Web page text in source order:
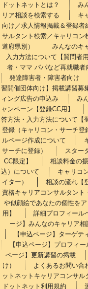
ドットネットとは？
み
リア相談を検索する
キ
向け／求人情報掲載＆登録者
サルタント検索／キャリコン
道府県別）
みんなのキ
入力方法について【質問者用
者・ママ パパなど再就職者
発達障害者・障害者向け
習開催団体向け】掲載講習募
ィング広告の申込み
み
ャンペーン【登録CC用】
答方法・入力方法について【
登録（キャリコン・サーチ登
ルページ作成について
サーチに登録）
スター
CC限定】
相談料金の
込）について
キャリコ
イター）
相談の流れ【
資格キャリアコンサルタント
や似顔絵であなたの個性を
用】
詳細プロフィール
ージ】みんなのキャリア
【申込ページ】ターゲ
【申込ページ】プロフィ
ページ】更新講習の掲載
け）
よくあるお問い合
ットネットキャリアコンサル
ドットネット利用規約